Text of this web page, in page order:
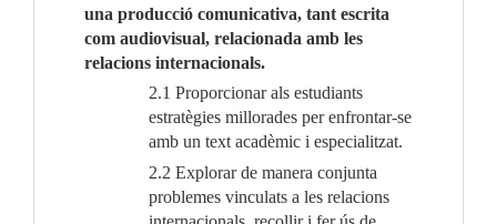
una producció comunicativa, tant escrita
com audiovisual, relacionada amb les
relacions internacionals.
2.1 Proporcionar als estudiants
estratègies millorades per enfrontar-se
amb un text acadèmic i especialitzat.
2.2 Explorar de manera conjunta
problemes vinculats a les relacions